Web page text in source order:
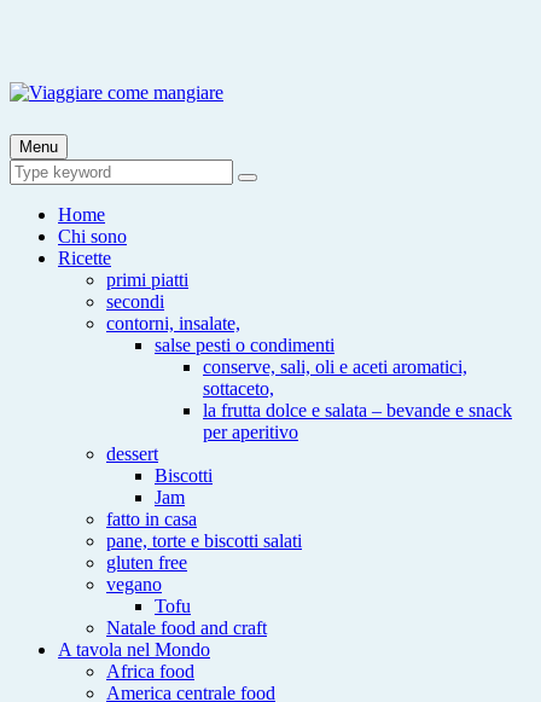
Viaggiare come mangiare
Viaggia impara cucina e aggiungi un posto a tavola
Menu
Search
for:
Search
Home
Chi sono
Ricette
primi piatti
secondi
contorni, insalate,
salse pesti o condimenti
conserve, sali, oli e aceti aromatici,
sottaceto,
la frutta dolce e salata – bevande e snack
per aperitivo
dessert
Biscotti
Jam
fatto in casa
pane, torte e biscotti salati
gluten free
vegano
Tofu
Natale food and craft
A tavola nel Mondo
Africa food
America centrale food